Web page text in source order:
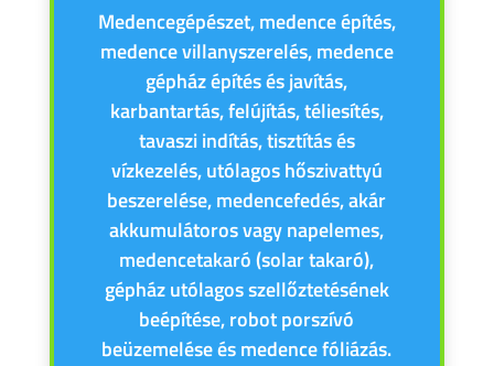
Medencegépészet, medence építés,
medence villanyszerelés, medence
gépház építés és javítás,
karbantartás, felújítás, téliesítés,
tavaszi indítás, tisztítás és
vízkezelés, utólagos hőszivattyú
beszerelése, medencefedés, akár
akkumulátoros vagy napelemes,
medencetakaró (solar takaró),
gépház utólagos szellőztetésének
beépítése, robot porszívó
beüzemelése és medence fóliázás.